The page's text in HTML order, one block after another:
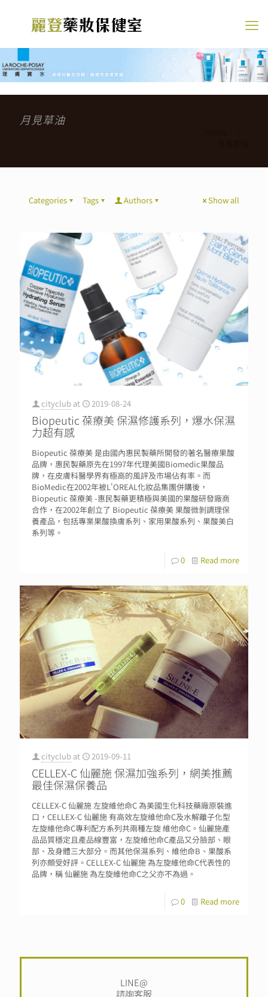
月見草油
Categories Tags Authors Show all
cityclub at 2019-08-24
Biopeutic 葆療美 保濕修護系列，爆水保濕
力超有感
Biopeutic 葆療美 是由國內惠民製藥所開發的著名醫療果酸
品牌，惠民製藥原先在1997年代理美國Biomedic果酸品
牌，在皮膚科醫學界有極高的風評及市場佔有率。而
BioMedic在2002年被L'OREAL化妝品集團併購後，
Biopeutic 葆療美 -惠民製藥更積極與美國的果酸研發廠商
合作，在2002年創立了 Biopeutic 葆療美 果酸微剝調理保
養產品，包括專業果酸換膚系列、家用果酸系列、果酸美白
系列等。
0 Read more
cityclub at 2019-09-11
CELLEX-C 仙麗施 保濕加強系列，網美推薦
最佳保濕保養品
CELLEX-C 仙麗施 左旋維他命C 為美國生化科技藥廠原裝進
口，CELLEX-C 仙麗施 有高效左旋維他命C及水解離子化型
左旋維他命C專利配方系列共兩種左旋 維他命C。仙麗施產
品品質穩定且產品線豐富，左旋維他命C產品又分臉部、眼
部、及身體三大部分。而其他保濕系列、維他命B、果酸系
列亦頗受好評。CELLEX-C 仙麗施 為左旋維他命C代表性的
品牌，稱 仙麗施 為左旋維他命C之父亦不為過。
0 Read more
LINE@
諮詢客服